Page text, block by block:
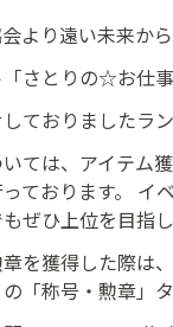
より遠い未来か
さとりの☆お仕
ておりましたラ
ては、アイテム
ております。 イ
ぜひ上位を目指
を獲得した際は、
の「称号・勲章」